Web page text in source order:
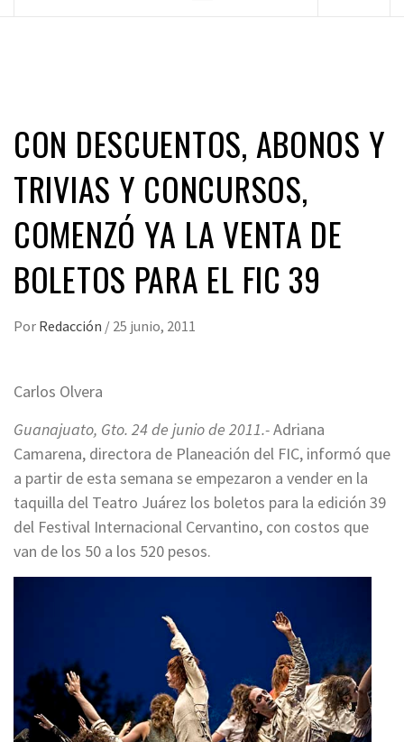
CON DESCUENTOS, ABONOS Y
TRIVIAS Y CONCURSOS,
COMENZÓ YA LA VENTA DE
BOLETOS PARA EL FIC 39
Por Redacción / 25 junio, 2011
Carlos Olvera
Guanajuato, Gto. 24 de junio de 2011.-Adriana
Camarena, directora de Planeación del FIC, informó que
a partir de esta semana se empezaron a vender en la
taquilla del Teatro Juárez los boletos para la edición 39
del Festival Internacional Cervantino, con costos que
van de los 50 a los 520 pesos.